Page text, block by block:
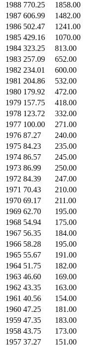
1988 770.25 1858.00
1987 606.99 1482.00
1986 502.47 1241.00
1985 429.16 1070.00
1984 323.25 813.00
1983 257.09 652.00
1982 234.01 600.00
1981 204.86 532.00
1980 179.92 472.00
1979 157.75 418.00
1978 123.72 332.00
1977 100.00 271.00
1976 87.27 240.00
1975 84.23 235.00
1974 86.57 245.00
1973 86.99 250.00
1972 84.39 247.00
1971 70.43 210.00
1970 69.17 211.00
1969 62.70 195.00
1968 54.94 175.00
1967 56.35 184.00
1966 58.28 195.00
1965 55.67 191.00
1964 51.75 182.00
1963 46.60 169.00
1962 43.35 163.00
1961 40.56 154.00
1960 47.25 181.00
1959 47.35 183.00
1958 43.75 173.00
1957 37.27 151.00